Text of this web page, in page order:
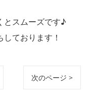
とスムーズです♪
ております！
次のページ >